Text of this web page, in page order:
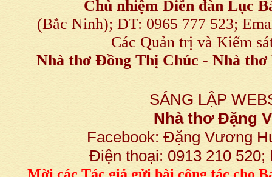
Chủ nhiệm Diễn đàn Lục
(Bắc Ninh); ĐT: 0965 777 523;
Các Quản trị và Kiểm
Nhà thơ Đồng Thị Chúc - Nhà thơ
SÁNG LẬP
Nhà thơ Đặng
Facebook: Đặng Vương
Điện thoại: 0913 210
Mời các Tác giả gửi bàicộng tác cho